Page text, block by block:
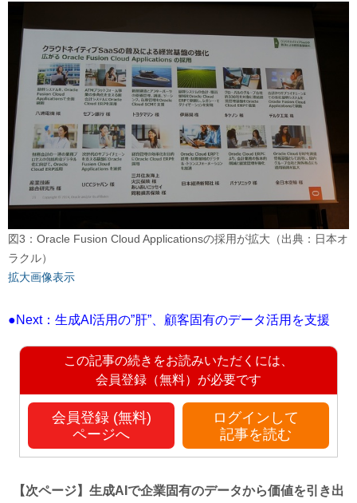
図3：Oracle Fusion Cloud Applicationsの採用が拡大（出典：日本オ
ラクル）
拡大画像表示
●Next：生成AI活用の”肝”、顧客固有のデータ活用を支援
この記事の続きをお読みいただくには、
会員登録（無料）が必要です
会員登録 (無料)
ページへ
ログインして
記事を読む
【次ページ】 生成AIで企業固有のデータから価値を引き出